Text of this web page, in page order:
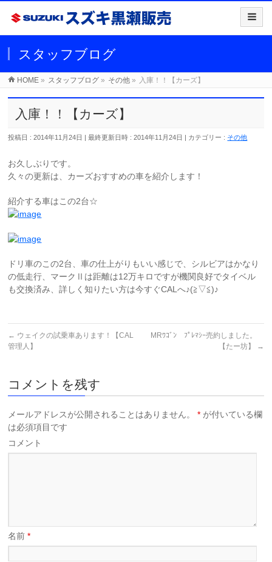
スタッフブログ
HOME » スタッフブログ » その他 » 入庫！！【カーズ】
入庫！！【カーズ】
投稿日 : 2014年11月24日 最終更新日時 : 2014年11月24日 カテゴリー : その他
お久しぶりです。
久々の更新は、カーズおすすめの車を紹介します！
紹介する車はこの2台☆
ドリ車のこの2台、車の仕上がりもいい感じで、シルビアはかなり
の低走行、マークⅡは距離は12万キロですが機関良好でタイベル
も交換済み、詳しく知りたい方は今すぐCALへ♪(≧▽≦)♪
← ウェイクの試乗車あります！【CAL
管理人】
MRﾜｺﾞﾝ ﾌﾟﾚﾏｼｰ売約しました。
【たー坊】
→
コメントを残す
メールアドレスが公開されることはありません。 * が付いている欄
は必須項目です
コメント
名前*